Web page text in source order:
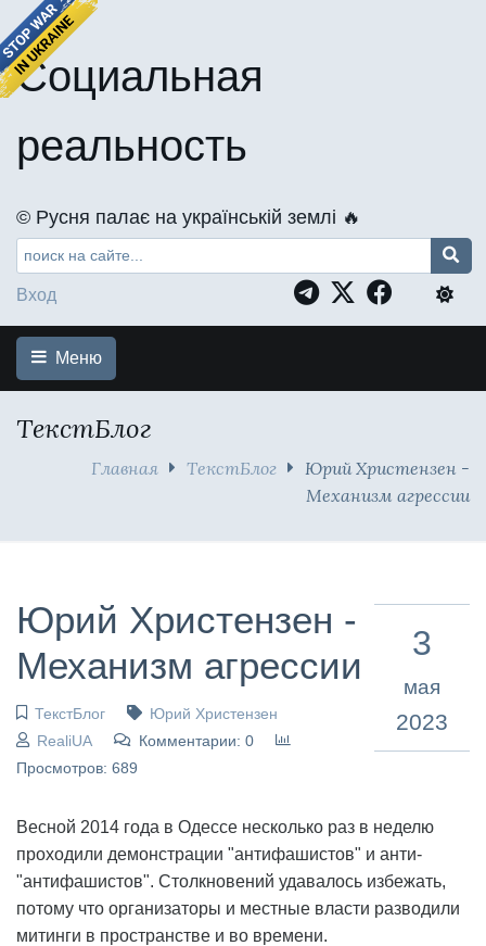
Социальная
реальность
©️ Русня палає на українській землі 🔥
Вход
Меню
ТекстБлог
Главная ТекстБлог
Юрий Христензен -
Механизм агрессии
Юрий Христензен -
Механизм агрессии
ТекстБлог
Юрий Христензен
RealiUA
Комментарии: 0
Просмотров: 689
3
мая
2023
Весной 2014 года в Одессе несколько раз в неделю
проходили демонстрации "антифашистов" и анти-
"антифашистов". Столкновений удавалось избежать,
потому что организаторы и местные власти разводили
митинги в пространстве и во времени.